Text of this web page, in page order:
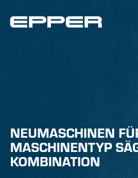
NEUMASCHINEN
MASCHINENTYP
KOMBINATION